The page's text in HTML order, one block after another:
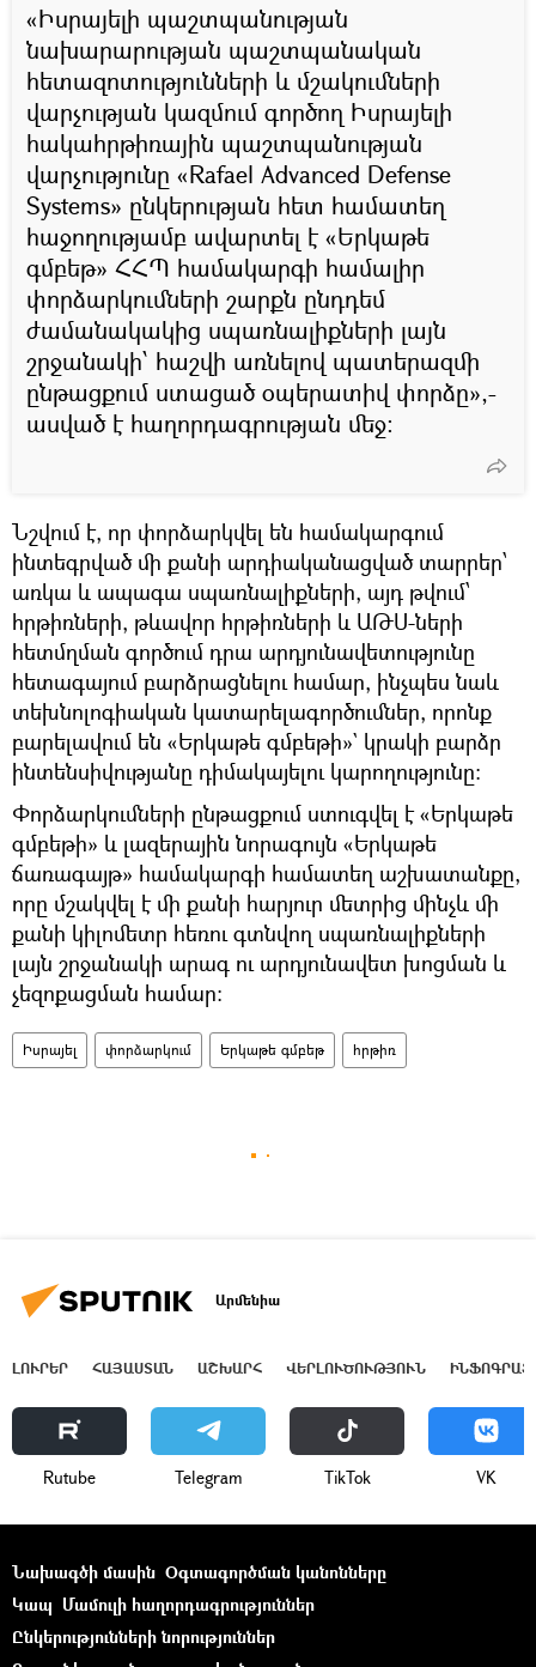
​«Իսրայելի պաշտպանության
նախարարության պաշտպանական
հետազոտությունների և մշակումների
վարչության կազմում գործող Իսրայելի
հակահրթիռային պաշտպանության
վարչությունը «Rafael Advanced Defense
Systems» ընկերության հետ համատեղ
հաջողությամբ ավարտել է «Երկաթե
գմբեթ» ՀՀՊ համակարգի համալիր
փորձարկումների շարքն ընդդեմ
ժամանակակից սպառնալիքների լայն
շրջանակի՝ հաշվի առնելով պատերազմի
ընթացքում ստացած օպերատիվ փորձը»,-
ասված է հաղորդագրության մեջ։
Նշվում է, որ փորձարկվել են համակարգում
ինտեգրված մի քանի արդիականացված տարրեր՝
առկա և ապագա սպառնալիքների, այդ թվում՝
հրթիռների, թևավոր հրթիռների և ԱԹՍ-ների
հետմղման գործում դրա արդյունավետությունը
հետագայում բարձրացնելու համար, ինչպես նաև
տեխնոլոգիական կատարելագործումներ, որոնք
բարելավում են «Երկաթե գմբեթի»` կրակի բարձր
ինտենսիվությանը դիմակայելու կարողությունը։
​Փորձարկումների ընթացքում ստուգվել է «Երկաթե
գմբեթի» և լազերային նորագույն «Երկաթե
ճառագայթ» համակարգի համատեղ աշխատանքը,
որը մշակվել է մի քանի հարյուր մետրից մինչև մի
քանի կիլոմետր հեռու գտնվող սպառնալիքների
լայն շրջանակի արագ ու արդյունավետ խոցման և
չեզոքացման համար։
Իսրայել փորձարկում Երկաթե գմբեթ հրթիռ
Արմենիա
ԼՈՒՐԵՐ ՀԱՅԱՍՏԱՆ ԱՇԽԱՐՀ ՎԵՐԼՈՒԾՈՒԹՅՈՒՆ
Rutube Telegram ТikТоk VK
Նախագծի մասին Օգտագործման կանոնները
Կապ Մամուլի հաղորդագրություններ
Ընկերությունների նորություններ